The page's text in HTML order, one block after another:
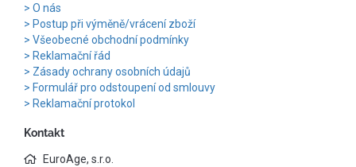
O nás
Postup při výměně/vrácení zboží
Všeobecné obchodní podmínky
Reklamační řád
Zásady ochrany osobních údajů
Formulář pro odstoupení od smlouvy
Reklamační protokol
Kontakt
EuroAge, s.r.o.